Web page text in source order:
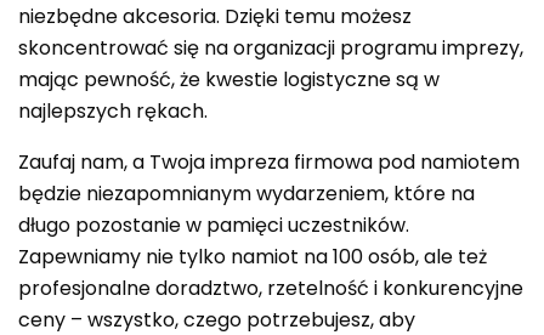
niezbędne akcesoria. Dzięki temu możesz
skoncentrować się na organizacji programu imprezy,
mając pewność, że kwestie logistyczne są w
najlepszych rękach.
Zaufaj nam, a Twoja impreza firmowa pod namiotem
będzie niezapomnianym wydarzeniem, które na
długo pozostanie w pamięci uczestników.
Zapewniamy nie tylko namiot na 100 osób, ale też
profesjonalne doradztwo, rzetelność i konkurencyjne
ceny – wszystko, czego potrzebujesz, aby